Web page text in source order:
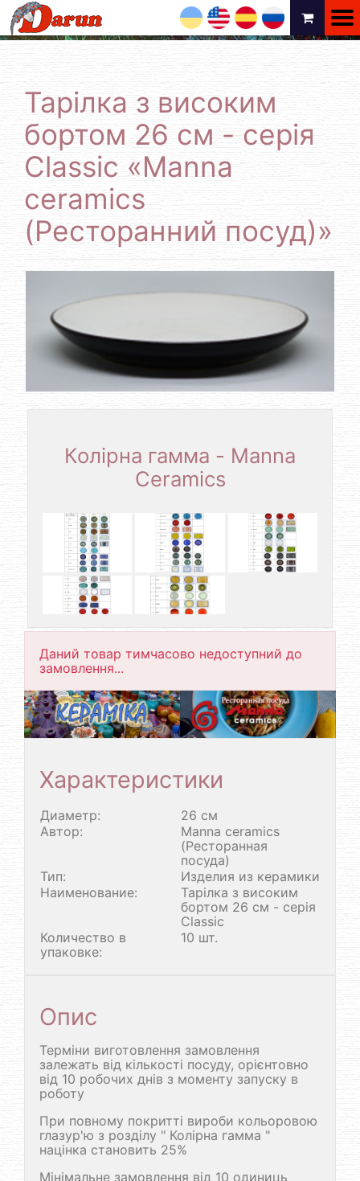
UA EN ES RU
Тарілка з високим
бортом 26 см - серія
Classic «Manna
ceramics
(Ресторанний посуд)»
Колірна гамма - Manna
Ceramics
Даний товар тимчасово недоступний до
замовлення...
Характеристики
Диаметр:
26 см
Автор:
Manna ceramics
(Ресторанная
посуда)
Тип:
Изделия из керамики
Наименование:
Тарілка з високим
бортом 26 см - серія
Classic
Количество в
упаковке:
10 шт.
Опис
Терміни виготовлення замовлення
залежать від кількості посуду, орієнтовно
від 10 робочих днів з моменту запуску в
роботу
При повному покритті вироби кольоровою
глазур'ю з розділу " Колірна гамма "
націнка становить 25%
Мінімальне замовлення від 10 одиниць